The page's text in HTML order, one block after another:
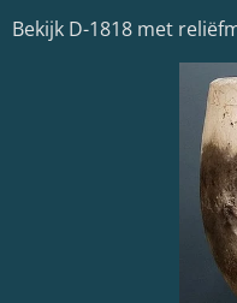
Bekijk D-1818 met